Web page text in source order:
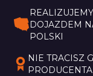
DOJAZDEM
POLSKI
NIE TRACISZ